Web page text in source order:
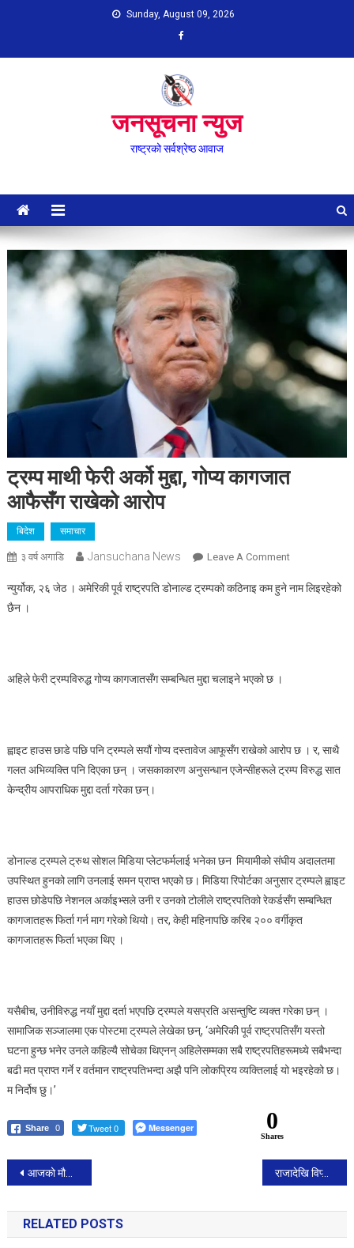
Sunday, August 09, 2026
जनसूचना न्युज
राष्ट्रको सर्वश्रेष्ठ आवाज
ट्रम्प माथी फेरी अर्को मुद्दा, गोप्य कागजात
आफैसँग राखेको आरोप
बिदेश समाचार
३ वर्ष अगाडि Jansuchana News Leave A CommentOn
माथी
न्युर्योक, २६ जेठ । अमेरिकी पूर्व राष्ट्रपति डोनाल्ड ट्रम्पको कठिनाइ कम हुने नाम लिइरहेको
छैन ।
अहिले फेरी ट्रम्पविरुद्ध गोप्य कागजातसँग सम्बन्धित मुद्दा चलाइने भएको छ ।
ह्वाइट हाउस छाडे पछि पनि ट्रम्पले सयौं गोप्य दस्तावेज आफूसँग राखेको आरोप छ । र, साथै
गलत अभिव्यक्ति पनि दिएका छन् । जसकाकारण अनुसन्धान एजेन्सीहरूले ट्रम्प विरुद्ध सात
केन्द्रीय आपराधिक मुद्दा दर्ता गरेका छन्।
डोनाल्ड ट्रम्पले ट्रुथ सोशल मिडिया प्लेटफर्मलाई भनेका छन मियामीको संघीय अदालतमा
उपस्थित हुनको लागि उनलाई समन प्राप्त भएको छ। मिडिया रिपोर्टका अनुसार ट्रम्पले ह्वाइट
हाउस छोडेपछि नेशनल अर्काइभ्सले उनी र उनको टोलीले राष्ट्रपतिको रेकर्डसँग सम्बन्धित
कागजातहरू फिर्ता गर्न माग गरेको थियो। तर, केही महिनापछि करिब २०० वर्गीकृत
कागजातहरू फिर्ता भएका थिए ।
यसैबीच, उनीविरुद्ध नयाँ मुद्दा दर्ता भएपछि ट्रम्पले यसप्रति असन्तुष्टि व्यक्त गरेका छन् ।
सामाजिक सञ्जालमा एक पोस्टमा ट्रम्पले लेखेका छन्, ‘अमेरिकी पूर्व राष्ट्रपतिसँग यस्तो
घटना हुन्छ भनेर उनले कहिल्यै सोचेका थिएनन् अहिलेसम्मका सबै राष्ट्रपतिहरूमध्ये सबैभन्दा
बढी मत प्राप्त गर्ने र वर्तमान राष्ट्रपतिभन्दा अझै पनि लोकप्रिय व्यक्तिलाई यो भइरहेको छ।
म निर्दोष छु।’
Share 0 Tweet 0 Messenger 0
Shares
Post
navigation
आजको मौसमः अझै केही दिन तापक्रम नघटने, गर्मी यथावत रहने राजादेखि विप्लव माओवादीसम्म अट्ने प्रणालीबारे बहस गरौं : कमल थापा
RELATED POSTS